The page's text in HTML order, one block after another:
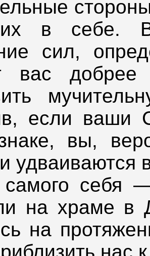
в себе.
сил,
вас
если ваши
вы,
удваиваются
себя
на храме в
на
нас